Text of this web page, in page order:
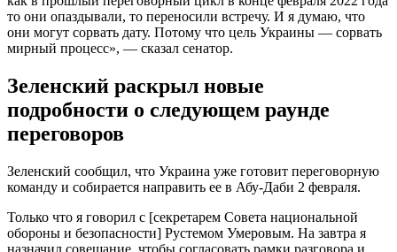
то они опаздывали, то переносили встречу. И я думаю, что
они могут сорвать дату. Потому что цель Украины — сорвать
мирный процесс», — сказал сенатор.
Зеленский раскрыл новые
подробности о следующем раунде
переговоров
Зеленский сообщил, что Украина уже готовит переговорную
команду и собирается направить ее в Абу-Даби 2 февраля.
Только что я говорил с [секретарем Совета национальной
обороны и безопасности] Рустемом Умеровым. На завтра я
назначил совещание, чтобы согласовать рамки разговора и